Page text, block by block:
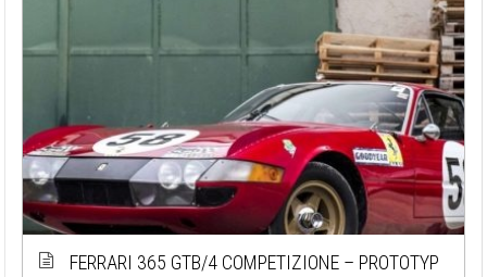
FERRARI 365 GTB/4 COMPETIZIONE – PROTOTYP